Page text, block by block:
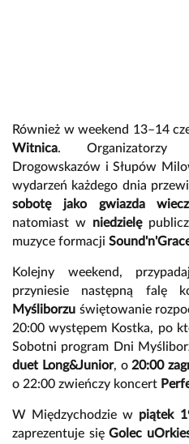
Również w weekend 13–14
Witnica. Organizatorzy
Drogowskazów i Słupów
wydarzeń każdego dnia
sobotę jako gwiazda
natomiast w niedzielę
muzyce formacji
Kolejny weekend,
przyniesie następną falę
Myśliborzu świętowanie
20:00 występem Kostka, po
Sobotni program Dni
duet Long&Junior, o20:00
o 22:00 zwieńczy koncert
W Międzychodzie w piątek
zaprezentuje sięGolec